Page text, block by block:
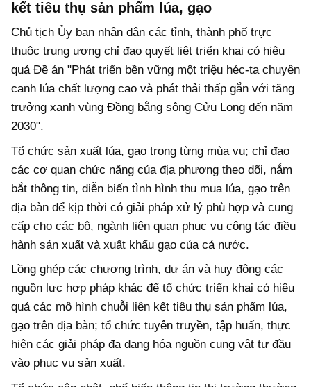
kết tiêu thụ sản phẩm lúa, gạo
Chủ tịch Ủy ban nhân dân các tỉnh, thành phố trực
thuộc trung ương chỉ đạo quyết liệt triển khai có hiệu
quả Đề án "Phát triển bền vững một triệu héc-ta chuyên
canh lúa chất lượng cao và phát thải thấp gắn với tăng
trưởng xanh vùng Đồng bằng sông Cửu Long đến năm
2030".
Tổ chức sản xuất lúa, gạo trong từng mùa vụ; chỉ đạo
các cơ quan chức năng của địa phương theo dõi, nắm
bắt thông tin, diễn biến tình hình thu mua lúa, gạo trên
địa bàn để kịp thời có giải pháp xử lý phù hợp và cung
cấp cho các bộ, ngành liên quan phục vụ công tác điều
hành sản xuất và xuất khẩu gạo của cả nước.
Lồng ghép các chương trình, dự án và huy động các
nguồn lực hợp pháp khác để tổ chức triển khai có hiệu
quả các mô hình chuỗi liên kết tiêu thụ sản phẩm lúa,
gạo trên địa bàn; tổ chức tuyên truyền, tập huấn, thực
hiện các giải pháp đa dạng hóa nguồn cung vật tư đầu
vào phục vụ sản xuất.